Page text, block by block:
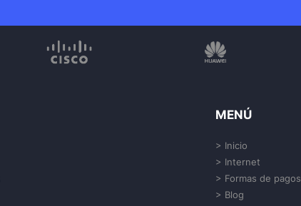
MENÚ
> Inicio
> Internet
> Formas de pagos
> Blog